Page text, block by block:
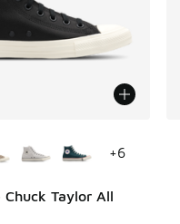
Chuck Taylor All
29
+6